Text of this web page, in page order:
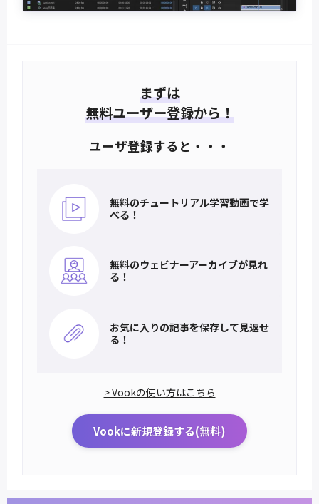
まずは
無料ユーザー登録から！
ユーザ登録すると・・・
無料のチュートリアル学習動画で学
べる！
無料のウェビナーアーカイブが見れ
る！
お気に入りの記事を保存して見返せ
る！
> Vookの使い方はこちら
Vookに新規登録する(無料)